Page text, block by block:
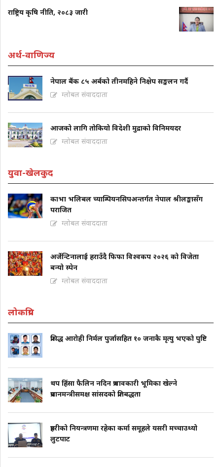
राष्ट्रिय कृषि नीति, २०८३ जारी
अर्थ-वाणिज्य
नेपाल बैंक ८५ अर्बको तीनमहिने निक्षेप सङ्कलन गर्दै
ग्लोबल संवाददाता
आजको लागि तोकियो विदेशी मुद्राको विनिमयदर
ग्लोबल संवाददाता
युवा-खेलकुद
काभा भलिबल च्याम्पियनसिपअन्तर्गत नेपाल श्रीलङ्कासँग
पराजित
ग्लोबल संवाददाता
अर्जेन्टिनालाई हराउँदै फिफा विश्वकप २०२६ को विजेता
बन्यो स्पेन
ग्लोबल संवाददाता
लोकप्रिय
प्रसिद्ध आरोही निर्मल पुर्जासहित १० जनाकै मृत्यु भएको पुष्टि
थप हिंसा फैलिन नदिन प्रभावकारी भूमिका खेल्ने
प्रधानमन्त्रीसमक्ष सांसदको प्रतिबद्धता
प्रहरीको नियन्त्रणमा रहेका कर्मा समूहले यसरी मच्चाउथ्यो
लुटपाट